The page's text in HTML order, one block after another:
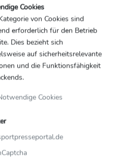
Deutschland
Cookies
von Cookies sind
erforderlich für den Betrieb
Dies bezieht sich
auf sicherheitsrelevante
und die Funktionsfähigkeit
Cookies